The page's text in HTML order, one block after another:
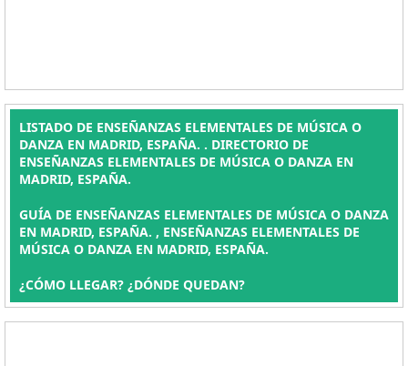
LISTADO DE ENSEÑANZAS ELEMENTALES DE MÚSICA O
DANZA EN MADRID, ESPAÑA. . DIRECTORIO DE
ENSEÑANZAS ELEMENTALES DE MÚSICA O DANZA EN
MADRID, ESPAÑA.
GUÍA DE ENSEÑANZAS ELEMENTALES DE MÚSICA O DANZA
EN MADRID, ESPAÑA. , ENSEÑANZAS ELEMENTALES DE
MÚSICA O DANZA EN MADRID, ESPAÑA.
¿CÓMO LLEGAR? ¿DÓNDE QUEDAN?